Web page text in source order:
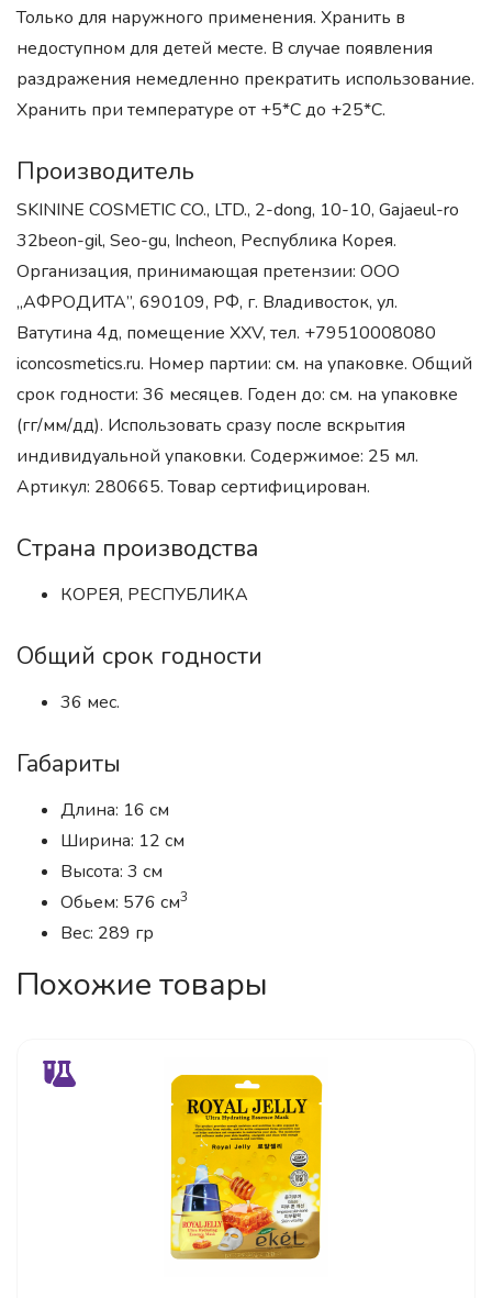
Только для наружного применения. Хранить в
недоступном для детей месте. В случае появления
раздражения немедленно прекратить использование.
Хранить при температуре от +5*С до +25*С.
Производитель
SKININE COSMETIC CO., LTD., 2-dong, 10-10, Gajaeul-ro
32beon-gil, Seo-gu, Incheon, Республика Корея.
Организация, принимающая претензии: ООО
„АФРОДИТА”, 690109, РФ, г. Владивосток, ул.
Ватутина 4д, помещение XXV, тел. +79510008080
iconcosmetics.ru. Номер партии: см. на упаковке. Общий
срок годности: 36 месяцев. Годен до: см. на упаковке
(гг/мм/дд). Использовать сразу после вскрытия
индивидуальной упаковки. Содержимое: 25 мл.
Артикул: 280665. Товар сертифицирован.
Страна производства
КОРЕЯ, РЕСПУБЛИКА
Общий срок годности
36 мес.
Габариты
Длина: 16 см
Ширина: 12 см
Высота: 3 см
Обьем: 576 см3
Вес: 289 гр
Похожие товары